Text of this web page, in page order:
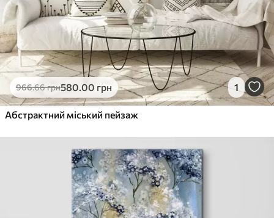
966.66грн580.00 грн 1
Абстрактний міський пейзаж